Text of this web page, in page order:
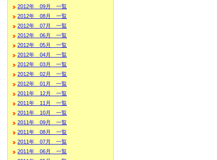
2012年 09月 一覧
2012年 08月 一覧
2012年 07月 一覧
2012年 06月 一覧
2012年 05月 一覧
2012年 04月 一覧
2012年 03月 一覧
2012年 02月 一覧
2012年 01月 一覧
2011年 12月 一覧
2011年 11月 一覧
2011年 10月 一覧
2011年 09月 一覧
2011年 08月 一覧
2011年 07月 一覧
2011年 06月 一覧